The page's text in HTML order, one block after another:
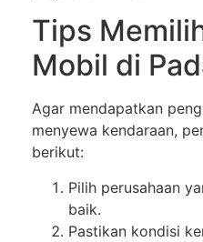
Tips
Mobil di
Agar mendapatkan
menyewa kendaraan,
berikut:
Pilih perusahaan
baik.
Pastikan kondisi